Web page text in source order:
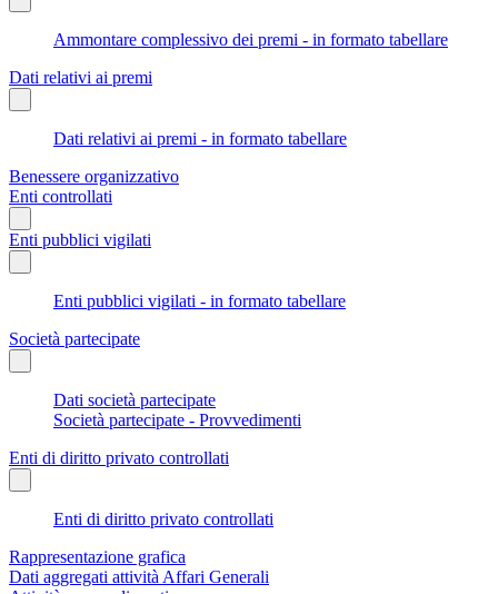
Ammontare complessivo dei premi - in formato tabellare
Dati relativi ai premi
Dati relativi ai premi - in formato tabellare
Benessere organizzativo
Enti controllati
Enti pubblici vigilati
Enti pubblici vigilati - in formato tabellare
Società partecipate
Dati società partecipate
Società partecipate - Provvedimenti
Enti di diritto privato controllati
Enti di diritto privato controllati
Rappresentazione grafica
Dati aggregati attività Affari Generali